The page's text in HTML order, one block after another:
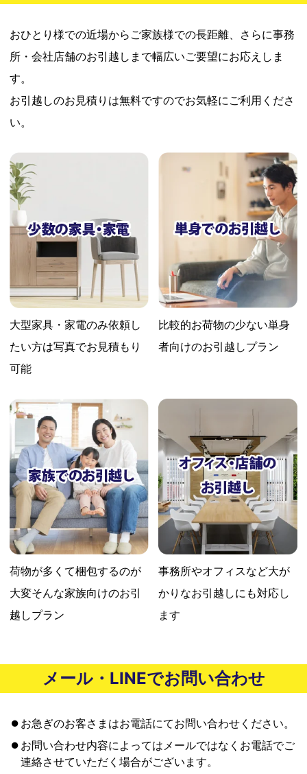
おひとり様での近場からご家族様での長距離、さらに事務
所・会社店舗のお引越しまで幅広いご要望にお応えしま
す。
お引越しのお見積りは無料ですのでお気軽にご利用くださ
い。
大型家具・家電のみ依頼し
たい方は写真でお見積もり
可能
比較的お荷物の少ない単身
者向けのお引越しプラン
荷物が多くて梱包するのが
大変そんな家族向けのお引
越しプラン
事務所やオフィスなど大が
かりなお引越しにも対応し
ます
メール・LINEでお問い合わせ
お急ぎのお客さまはお電話にてお問い合わせください。
お問い合わせ内容によってはメールではなくお電話でご
連絡させていただく場合がございます。